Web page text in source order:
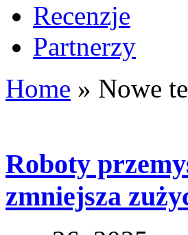
Recenzje
Partnerzy
Home » Nowe
Roboty
zmniejsza